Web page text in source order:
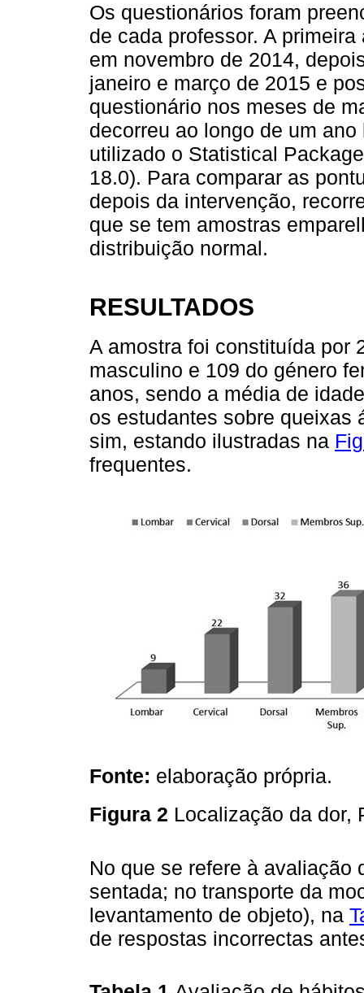
Os questionários foram
de cada professor. A
em novembro de 2014,
janeiro e março de 2015 e
questionário nos meses de
decorreu ao longo de um
utilizado o Statistical
18.0). Para comparar as
depois da intervenção,
que se tem amostras
distribuição normal.
RESULTADOS
A amostra foi constituída por
masculino e 109 do género
anos, sendo a média de
os estudantes sobre queixas
sim, estando ilustradas na
frequentes.
Fonte: elaboração própria.
Figura 2 Localização da dor,
No que se refere à avaliação
sentada; no transporte da
levantamento de objeto), na
de respostas incorrectas